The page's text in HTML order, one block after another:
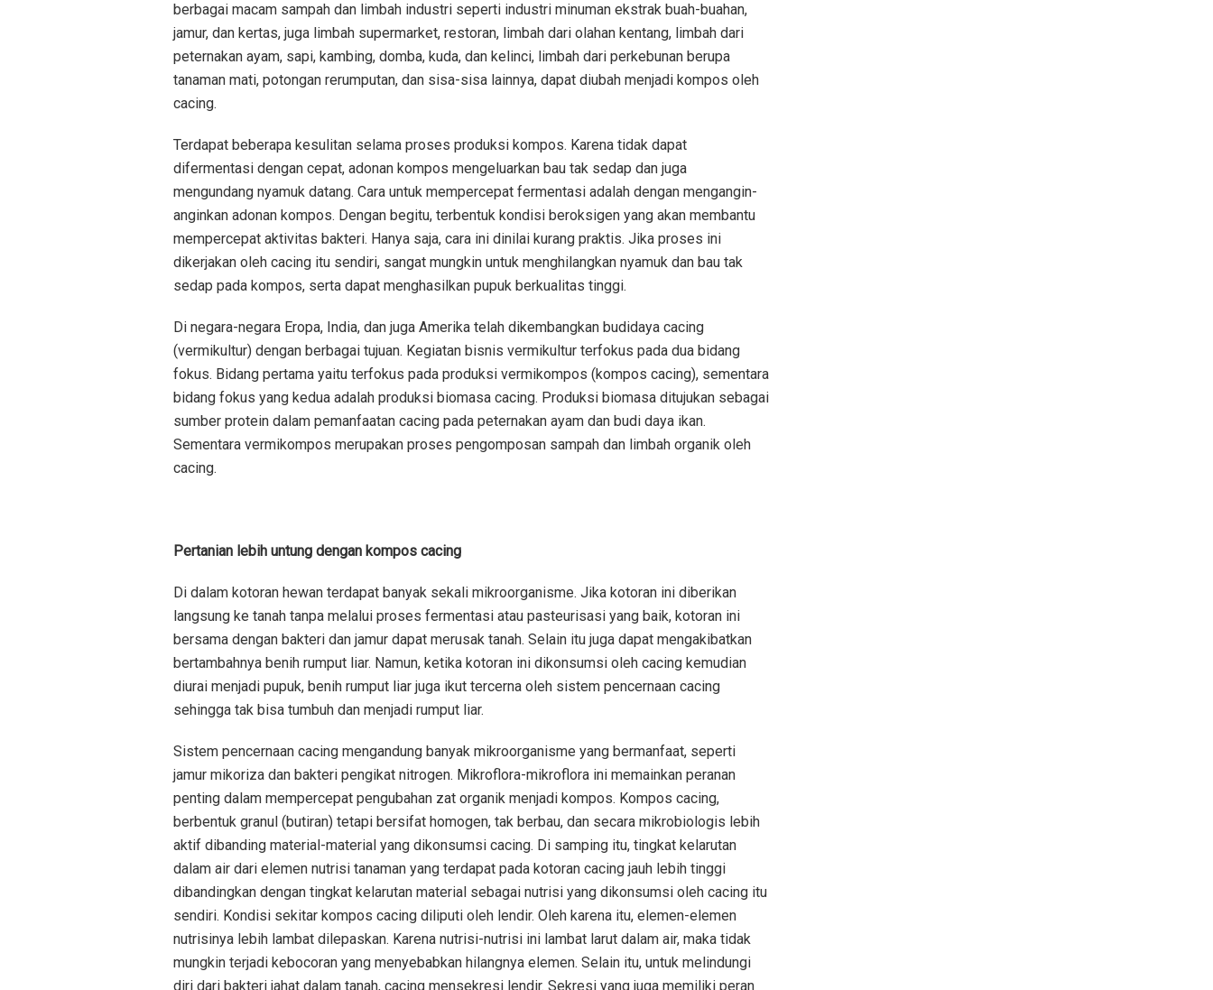
berbagai macam sampah dan limbah industri seperti industri minuman ekstrak buah-buahan,
jamur, dan kertas, juga limbah supermarket, restoran, limbah dari olahan kentang, limbah dari
peternakan ayam, sapi, kambing, domba, kuda, dan kelinci, limbah dari perkebunan berupa
tanaman mati, potongan rerumputan, dan sisa-sisa lainnya, dapat diubah menjadi kompos oleh
cacing.
Terdapat beberapa kesulitan selama proses produksi kompos. Karena tidak dapat
difermentasi dengan cepat, adonan kompos mengeluarkan bau tak sedap dan juga
mengundang nyamuk datang. Cara untuk mempercepat fermentasi adalah dengan mengangin-
anginkan adonan kompos. Dengan begitu, terbentuk kondisi beroksigen yang akan membantu
mempercepat aktivitas bakteri. Hanya saja, cara ini dinilai kurang praktis. Jika proses ini
dikerjakan oleh cacing itu sendiri, sangat mungkin untuk menghilangkan nyamuk dan bau tak
sedap pada kompos, serta dapat menghasilkan pupuk berkualitas tinggi.
Di negara-negara Eropa, India, dan juga Amerika telah dikembangkan budidaya cacing
(vermikultur) dengan berbagai tujuan. Kegiatan bisnis vermikultur terfokus pada dua bidang
fokus. Bidang pertama yaitu terfokus pada produksi vermikompos (kompos cacing), sementara
bidang fokus yang kedua adalah produksi biomasa cacing. Produksi biomasa ditujukan sebagai
sumber protein dalam pemanfaatan cacing pada peternakan ayam dan budi daya ikan.
Sementara vermikompos merupakan proses pengomposan sampah dan limbah organik oleh
cacing.
Pertanian lebih untung dengan kompos cacing
Di dalam kotoran hewan terdapat banyak sekali mikroorganisme. Jika kotoran ini diberikan
langsung ke tanah tanpa melalui proses fermentasi atau pasteurisasi yang baik, kotoran ini
bersama dengan bakteri dan jamur dapat merusak tanah. Selain itu juga dapat mengakibatkan
bertambahnya benih rumput liar. Namun, ketika kotoran ini dikonsumsi oleh cacing kemudian
diurai menjadi pupuk, benih rumput liar juga ikut tercerna oleh sistem pencernaan cacing
sehingga tak bisa tumbuh dan menjadi rumput liar.
Sistem pencernaan cacing mengandung banyak mikroorganisme yang bermanfaat, seperti
jamur mikoriza dan bakteri pengikat nitrogen. Mikroflora-mikroflora ini memainkan peranan
penting dalam mempercepat pengubahan zat organik menjadi kompos. Kompos cacing,
berbentuk granul (butiran) tetapi bersifat homogen, tak berbau, dan secara mikrobiologis lebih
aktif dibanding material-material yang dikonsumsi cacing. Di samping itu, tingkat kelarutan
dalam air dari elemen nutrisi tanaman yang terdapat pada kotoran cacing jauh lebih tinggi
dibandingkan dengan tingkat kelarutan material sebagai nutrisi yang dikonsumsi oleh cacing itu
sendiri. Kondisi sekitar kompos cacing diliputi oleh lendir. Oleh karena itu, elemen-elemen
nutrisinya lebih lambat dilepaskan. Karena nutrisi-nutrisi ini lambat larut dalam air, maka tidak
mungkin terjadi kebocoran yang menyebabkan hilangnya elemen. Selain itu, untuk melindungi
diri dari bakteri jahat dalam tanah, cacing mensekresi lendir. Sekresi yang juga memiliki peran